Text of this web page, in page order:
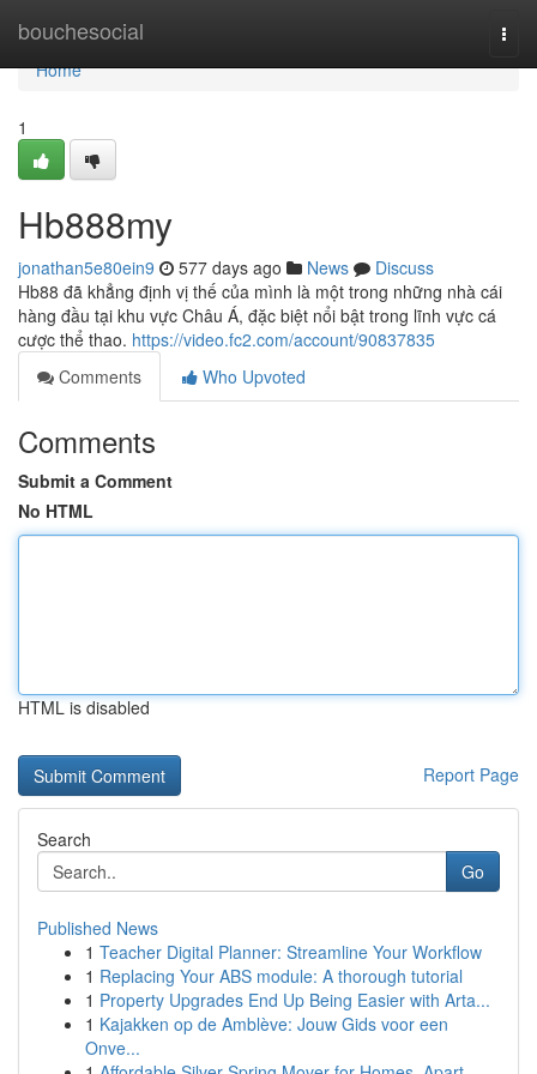
bouchesocial
Home
Home
1
Hb888my
jonathan5e80ein9 577 days ago News
Discuss
Hb88 đã khẳng định vị thế của mình là một trong những nhà cái
hàng đầu tại khu vực Châu Á, đặc biệt nổi bật trong lĩnh vực cá
cược thể thao. https://video.fc2.com/account/90837835
Comments
Who Upvoted
Comments
Submit a Comment
No HTML
HTML is disabled
Report Page
Search
Go
Published News
1 Teacher Digital Planner: Streamline Your Workflow
1 Replacing Your ABS module: A thorough tutorial
1 Property Upgrades End Up Being Easier with Arta...
1 Kajakken op de Amblève: Jouw Gids voor een
Onve...